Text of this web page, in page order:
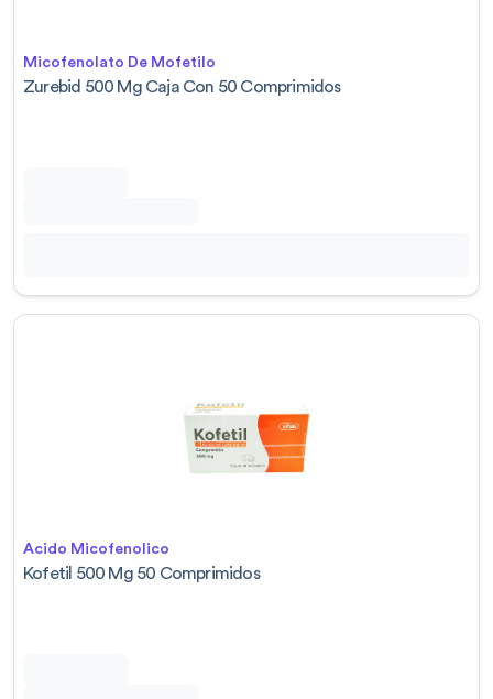
Micofenolato De Mofetilo
Zurebid 500 Mg Caja Con 50 Comprimidos
Acido Micofenolico
Kofetil 500 Mg 50 Comprimidos